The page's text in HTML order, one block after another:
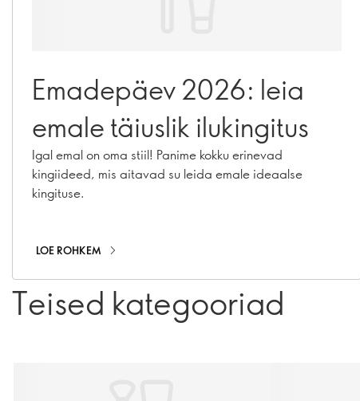
Emadepäev 2026: leia
emale täiuslik ilukingitus
Igal emal on oma stiil! Panime kokku erinevad
kingiideed, mis aitavad su leida emale ideaalse
kingituse.
LOE ROHKEM
Teised kategooriad